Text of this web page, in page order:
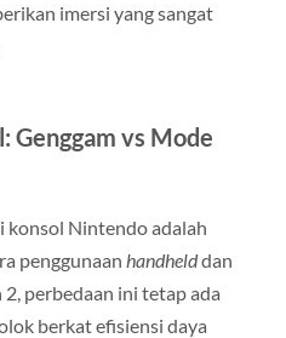
imersi yang sangat
Genggam vs Mode
konsol Nintendo adalah
penggunaan handhelddan
2, perbedaan ini tetap ada
berkat efisiensi daya